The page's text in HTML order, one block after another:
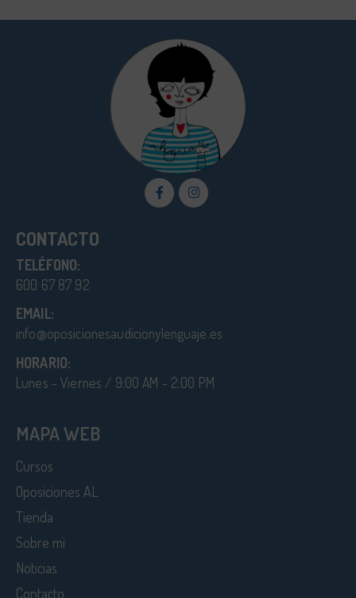
CONTACTO
TELÉFONO:
600 67 87 92
EMAIL:
info@oposicionesaudicionylenguaje.es
HORARIO:
Lunes - Viernes / 9:00 AM - 2:00 PM
MAPA WEB
Cursos
Oposiciones AL
Tienda
Sobre mi
Noticias
Contacto